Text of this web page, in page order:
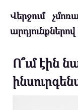
Վերջում
Ո՞ւմ էին